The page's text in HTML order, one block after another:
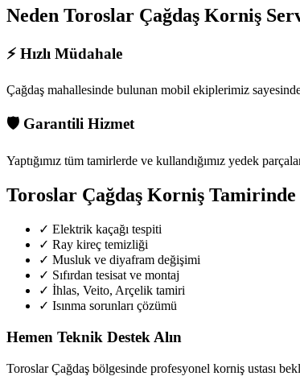
Neden Toroslar Çağdaş Korniş
⚡ Hızlı Müdahale
Çağdaş mahallesinde bulunan mobil ekiplerimiz sayesinde
🛡️ Garantili Hizmet
Yaptığımız tüm tamirlerde ve kullandığımız yedek
Toroslar Çağdaş Korniş Tamirinde
✓ Elektrik kaçağı tespiti
✓ Ray kireç temizliği
✓ Musluk ve diyafram değişimi
✓ Sıfırdan tesisat ve montaj
✓ İhlas, Veito, Arçelik tamiri
✓ Isınma sorunları çözümü
Hemen Teknik Destek Alın
Toroslar Çağdaş bölgesinde profesyonel korniş ustası